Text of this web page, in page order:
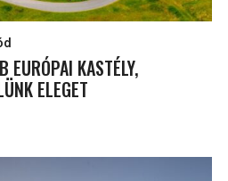
EURÓPAI KASTÉLY,
ELEGET